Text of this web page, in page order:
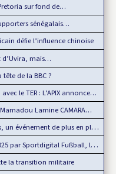
sur fond de…
sénégalais…
défie l’influence chinoise
d’Uvira, mais…
de la BBC ?
le TER : L’APIX annonce…
Lamine CAMARA…
événement de plus en plus…
par Sportdigital Fußball, le…
la transition militaire